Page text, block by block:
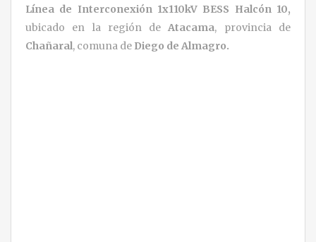
Línea de Interconexión 1x110kV BESS Halcón 10,
ubicado en la región deAtacama, provincia de
Chañaral, comuna de Diego de Almagro.